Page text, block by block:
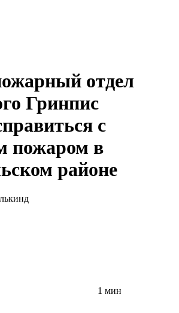
отдел
Гринпис
с
пожаром в
районе
1 мин